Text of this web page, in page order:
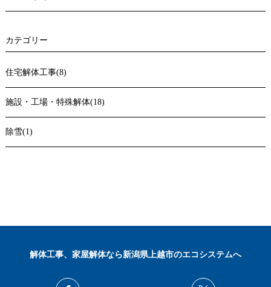
カテゴリー
住宅解体工事(8)
施設・工場・特殊解体(18)
除雪(1)
解体工事、家屋解体なら新潟県上越市のエコシステムへ